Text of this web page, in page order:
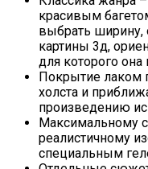
красивым
выбрать ширину,
картины 3д,
для которого она
Покрытие лаком
холста и
произведению
Максимальному
реалистичному
специальным